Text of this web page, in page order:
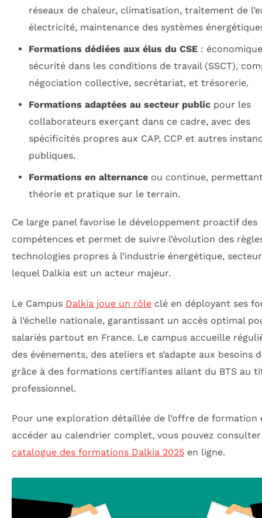
réseaux de chaleur, climatisation, traitement de
électricité, maintenance des systèmes
Formations dédiées aux élus du CSE:
sécurité dans les conditions de travail (SSCT),
négociation collective, secrétariat, et trésorerie.
Formations adaptées au secteur publicpour les
collaborateurs exerçant dans ce cadre, avec des
spécificités propres aux CAP, CCP et autres
publiques.
Formations en alternanceou continue, permettant
théorie et pratique sur le terrain.
Ce large panel favorise le développement proactif des
compétences et permet de suivre l’évolution des
technologies propres à l’industrie énergétique,
lequel Dalkia est un acteur majeur.
Le Campus Dalkia joue un rôle clé en déployant ses
à l’échelle nationale, garantissant un accès optimal
salariés partout en France. Le campus accueille
des événements, des ateliers et s’adapte aux besoins
grâce à des formations certifiantes allant du BTS au
professionnel.
Pour une exploration détaillée de l’offre de formation
accéder au calendrier complet, vous pouvez
catalogue des formations Dalkia 2025 en ligne.